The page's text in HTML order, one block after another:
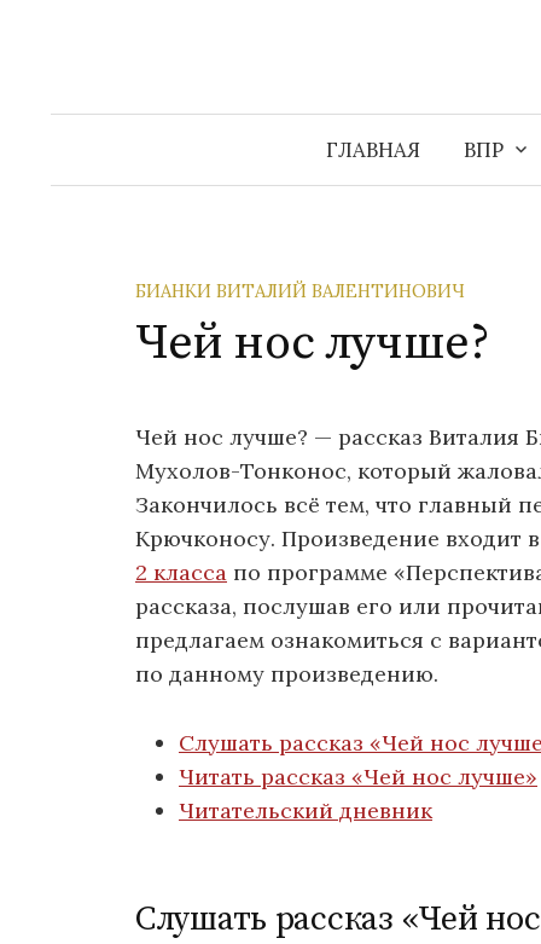
ГЛАВНАЯ ВПР
БИАНКИ ВИТАЛИЙ ВАЛЕНТИНОВИЧ
Чей нос лучше?
Чей нос лучше? — рассказ Виталия
Мухолов-Тонконос, который
Закончилось всё тем, что главный
Крючконосу. Произведение входит
2 класса по программе
рассказа, послушав его или
предлагаем ознакомиться с
по данному произведению.
Слушать рассказ «Чей нос
Читать рассказ «Чей нос лучше»
Читательский дневник
Слушать рассказ «Чей